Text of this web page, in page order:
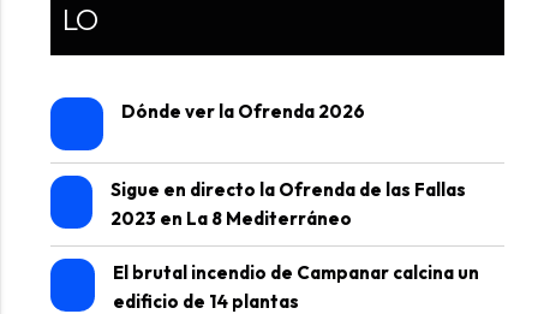
LO
Dónde ver la Ofrenda 2026
Sigue en directo la Ofrenda de las Fallas
2023 en La 8 Mediterráneo
El brutal incendio de Campanar calcina un
edificio de 14 plantas